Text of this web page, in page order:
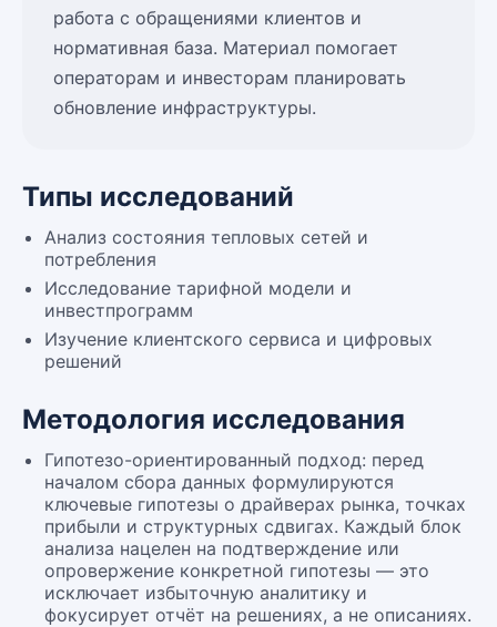
работа с обращениями клиентов и
нормативная база. Материал помогает
операторам и инвесторам планировать
обновление инфраструктуры.
Типы исследований
Анализ состояния тепловых сетей и
потребления
Исследование тарифной модели и
инвестпрограмм
Изучение клиентского сервиса и цифровых
решений
Методология исследования
Гипотезо-ориентированный подход: перед
началом сбора данных формулируются
ключевые гипотезы о драйверах рынка, точках
прибыли и структурных сдвигах. Каждый блок
анализа нацелен на подтверждение или
опровержение конкретной гипотезы — это
исключает избыточную аналитику и
фокусирует отчёт на решениях, а не описаниях.